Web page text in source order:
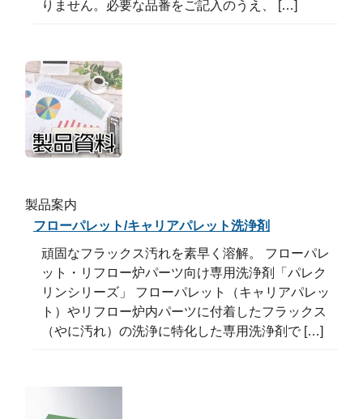
りません。必要な品番をご記入のうえ、 […]
製品案内
フローパレット/キャリアパレット洗浄剤
頑固なフラックス汚れを素早く溶解。 フローパレ
ット・リフロー炉パーツ向け専用洗浄剤「パレク
リンシリーズ」 フローパレット（キャリアパレッ
ト）やリフロー炉内パーツに付着したフラックス
（やに汚れ）の洗浄に特化した専用洗浄剤で […]